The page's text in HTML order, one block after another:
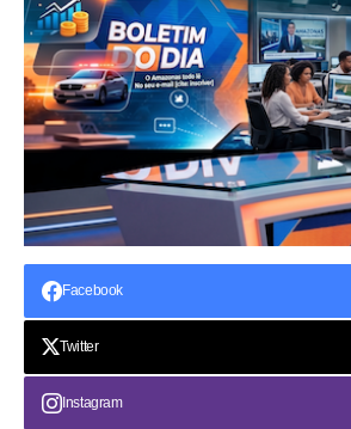
Facebook
Twitter
Instagram